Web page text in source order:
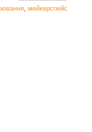
мейкерспейс